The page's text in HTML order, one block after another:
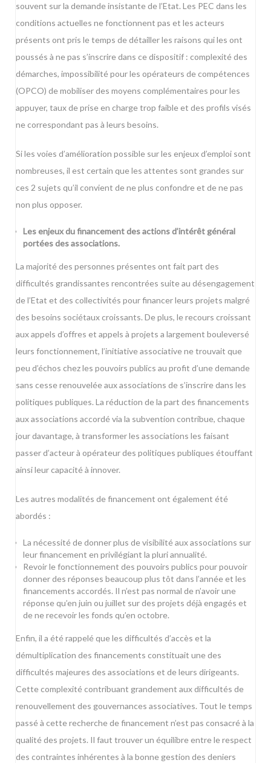
souvent sur la demande insistante de l’Etat. Les PEC dans les
conditions actuelles ne fonctionnent pas et les acteurs
présents ont pris le temps de détailler les raisons qui les ont
poussés à ne pas s’inscrire dans ce dispositif : complexité des
démarches, impossibilité pour les opérateurs de compétences
(OPCO) de mobiliser des moyens complémentaires pour les
appuyer, taux de prise en charge trop faible et des profils visés
ne correspondant pas à leurs besoins.
Si les voies d’amélioration possible sur les enjeux d’emploi sont
nombreuses, il est certain que les attentes sont grandes sur
ces 2 sujets qu’il convient de ne plus confondre et de ne pas
non plus opposer.
Les enjeux du financement des actions d’intérêt général
portées des associations.
La majorité des personnes présentes ont fait part des
difficultés grandissantes rencontrées suite au désengagement
de l’Etat et des collectivités pour financer leurs projets malgré
des besoins sociétaux croissants. De plus, le recours croissant
aux appels d’offres et appels à projets a largement bouleversé
leurs fonctionnement, l’initiative associative ne trouvait que
peu d’échos chez les pouvoirs publics au profit d’une demande
sans cesse renouvelée aux associations de s’inscrire dans les
politiques publiques. La réduction de la part des financements
aux associations accordé via la subvention contribue, chaque
jour davantage, à transformer les associations les faisant
passer d’acteur à opérateur des politiques publiques étouffant
ainsi leur capacité à innover.
Les autres modalités de financement ont également été
abordés :
La nécessité de donner plus de visibilité aux associations sur
leur financement en privilégiant la pluri annualité.
Revoir le fonctionnement des pouvoirs publics pour pouvoir
donner des réponses beaucoup plus tôt dans l’année et les
financements accordés. Il n’est pas normal de n’avoir une
réponse qu’en juin ou juillet sur des projets déjà engagés et
de ne recevoir les fonds qu’en octobre.
Enfin, il a été rappelé que les difficultés d’accès et la
démultiplication des financements constituait une des
difficultés majeures des associations et de leurs dirigeants.
Cette complexité contribuant grandement aux difficultés de
renouvellement des gouvernances associatives. Tout le temps
passé à cette recherche de financement n’est pas consacré à la
qualité des projets. Il faut trouver un équilibre entre le respect
des contraintes inhérentes à la bonne gestion des deniers